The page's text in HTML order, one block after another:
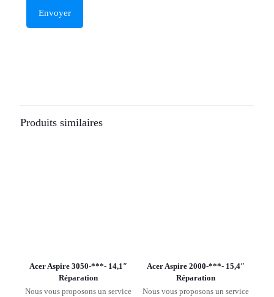
Produits similaires
Acer Aspire 3050-***- 14,1″
Réparation
Nous vous proposons un service
Acer Aspire 2000-***- 15,4″
Réparation
Nous vous proposons un service